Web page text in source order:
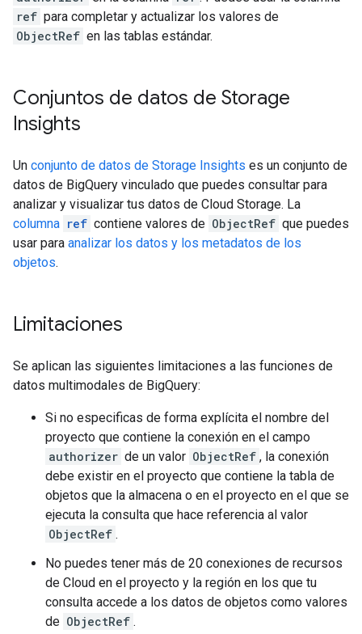
ref para completar y actualizar los valores de
ObjectRef en las tablas estándar.
Conjuntos de datos de Storage
Insights
Un conjunto de datos de Storage Insights es un conjunto de
datos de BigQuery vinculado que puedes consultar para
analizar y visualizar tus datos de Cloud Storage. La
columna ref contiene valores de ObjectRef que puedes
usar para analizar los datos y los metadatos de los
objetos.
Limitaciones
Se aplican las siguientes limitaciones a las funciones de
datos multimodales de BigQuery:
Si no especificas de forma explícita el nombre del
proyecto que contiene la conexión en el campo
authorizer de un valor ObjectRef , la conexión
debe existir en el proyecto que contiene la tabla de
objetos que la almacena o en el proyecto en el que se
ejecuta la consulta que hace referencia al valor
ObjectRef .
No puedes tener más de 20 conexiones de recursos
de Cloud en el proyecto y la región en los que tu
consulta accede a los datos de objetos como valores
de ObjectRef .